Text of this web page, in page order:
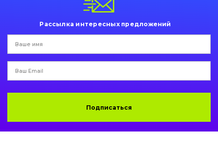
Ножи, режущие кромки
Подушки амортизационные
Пальци и втулки
написати
зателефонувати
Рассылка интересных предложений
Подписаться